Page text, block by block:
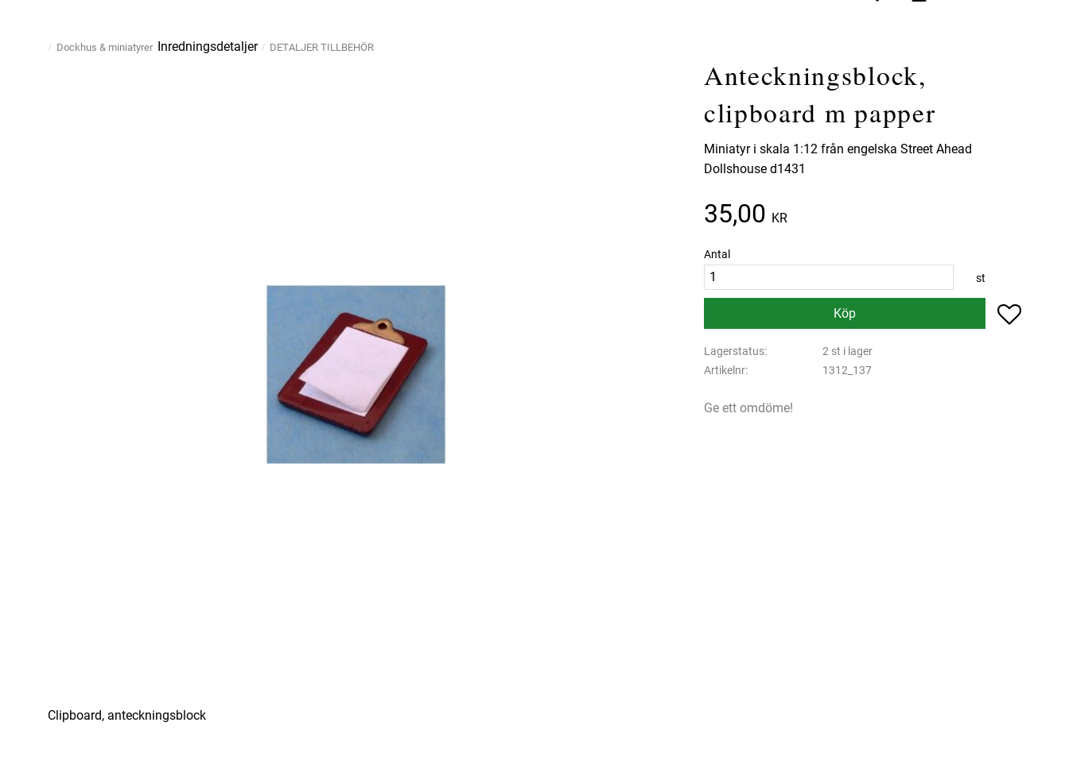
Dockhus & miniatyrer Inredningsdetaljer DETALJER TILLBEHÖR
Anteckningsblock,
clipboard m papper
Miniatyr i skala 1:12 från engelska Street Ahead
Dollshouse d1431
35,00 KR
Antal
st
Köp Lägg till
Lagerstatus
2 st i lager
Artikelnr
1312_137
Ge ett omdöme!
Clipboard, anteckningsblock